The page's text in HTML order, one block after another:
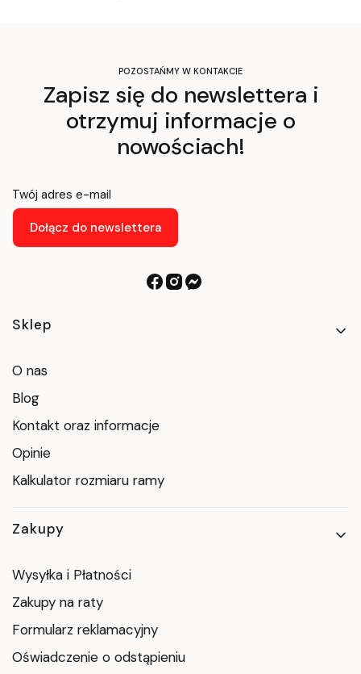
POZOSTAŃMY W KONTAKCIE
Zapisz się do newslettera i
otrzymuj informacje o
nowościach!
Twój adres e-mail
Dołącz do newslettera
Linki w stopce
Sklep
O nas
Blog
Kontakt oraz informacje
Opinie
Kalkulator rozmiaru ramy
Zakupy
Wysyłka i Płatności
Zakupy na raty
Formularz reklamacyjny
Oświadczenie o odstąpieniu